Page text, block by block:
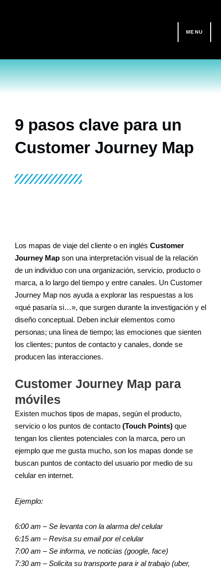
MENU
9 pasos clave para un
Customer Journey Map
Los mapas de viaje del cliente o en inglés Customer
Journey Map son una interpretación visual de la relación
de un individuo con una organización, servicio, producto o
marca, a lo largo del tiempo y entre canales. Un Customer
Journey Map nos ayuda a explorar las respuestas a los
«qué pasaría si…», que surgen durante la investigación y el
diseño conceptual. Deben incluir elementos como
personas; una línea de tiempo; las emociones que sienten
los clientes; puntos de contacto y canales, donde se
producen las interacciones.
Customer Journey Map para
móviles
Existen muchos tipos de mapas, según el producto,
servicio o los puntos de contacto (Touch Points) que
tengan los clientes potenciales con la marca, pero un
ejemplo que me gusta mucho, son los mapas donde se
buscan puntos de contacto del usuario por medio de su
celular en internet.
Ejemplo:
6:00 am – Se levanta con la alarma del celular
6:15 am – Revisa su email por el celular
7:00 am – Se informa, ve noticias (google, face)
7:30 am – Solicita su transporte para ir al trabajo (uber,